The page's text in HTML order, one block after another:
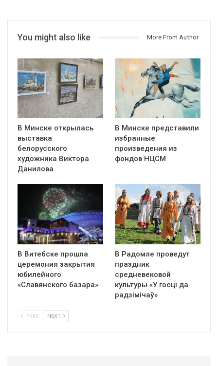
You might also like More From Author
В Минске открылась
выставка
белорусского
художника Виктора
Данилова
В Минске представили
избранные
произведения из
фондов НЦСМ
В Витебске прошла
церемония закрытия
юбилейного
«Славянского базара»
В Радомле проведут
праздник
средневековой
культуры «У госці да
радзімічаў»
PREV NEXT